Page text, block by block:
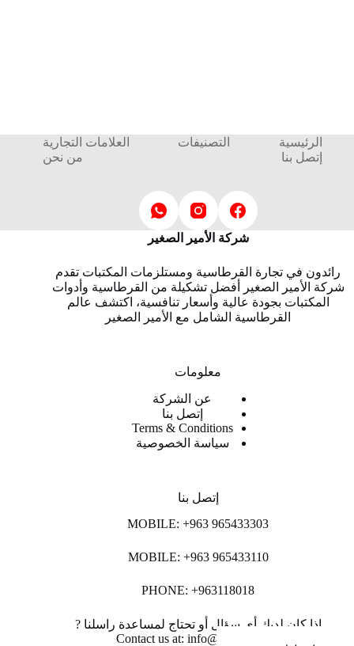
الرئيسية التصنيفات
العلامات التجارية
إتصل بنا
من نحن
شركة الأمير الصغير
رائدون في تجارة القرطاسية ومستلزمات المكتبات تقدم
شركة الأمير الصغير أفضل تشكيلة من القرطاسية وأدوات
المكتبات بجودة عالية وأسعار تنافسية، اكتشف عالم
القرطاسية الشامل مع الأمير الصغير
معلومات
عن الشركة
إتصل بنا
Terms & Conditions
سياسة الخصوصية
إتصل بنا
MOBILE: +963 965433303
MOBILE: +963 965433110
PHONE: +963118018
اذا كان لديك أي سؤال أو تحتاج لمساعدة راسلنا ?
Contact us at: info@lpco-llc.com